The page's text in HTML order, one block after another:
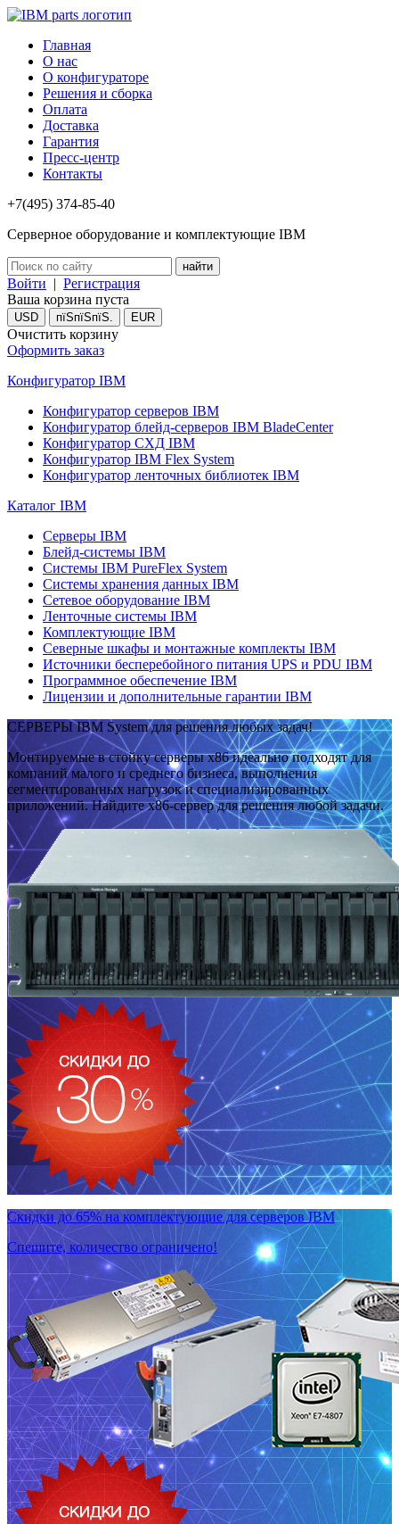
Главная
О нас
О конфигураторе
Решения и сборка
Оплата
Доставка
Гарантия
Пресс-центр
Контакты
+7(495) 374-85-40
Серверное оборудование и комплектующие IBM
Войти | Регистрация
Ваша корзина пуста
USD пїЅпїЅпїЅ. EUR
Очистить корзину
Оформить заказ
Конфигуратор IBM
Конфигуратор серверов IBM
Конфигуратор блейд-серверов IBM BladeCenter
Конфигуратор СХД IBM
Конфигуратор IBM Flex System
Конфигуратор ленточных библиотек IBM
Каталог IBM
Серверы IBM
Блейд-системы IBM
Системы IBM PureFlex System
Системы хранения данных IBM
Сетевое оборудование IBM
Ленточные системы IBM
Комплектующие IBM
Северные шкафы и монтажные комплекты IBM
Источники бесперебойного питания UPS и PDU IBM
Программное обеспечение IBM
Лицензии и дополнительные гарантии IBM
СЕРВЕРЫ IBM System для решения любых задач!
Монтируемые в стойку серверы x86 идеально подходят для
компаний малого и среднего бизнеса, выполнения
сегментированных нагрузок и специализированных
приложений. Найдите x86-сервер для решения любой задачи.
Скидки до 65% на комплектующие для серверов IBM
Спешите, количество ограничено!